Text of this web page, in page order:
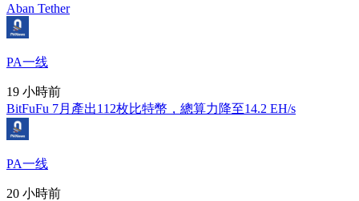
Aban Tether
PA一线
19 小時前
BitFuFu 7月產出112枚比特幣，總算力降至14.2 EH/s
PA一线
20 小時前